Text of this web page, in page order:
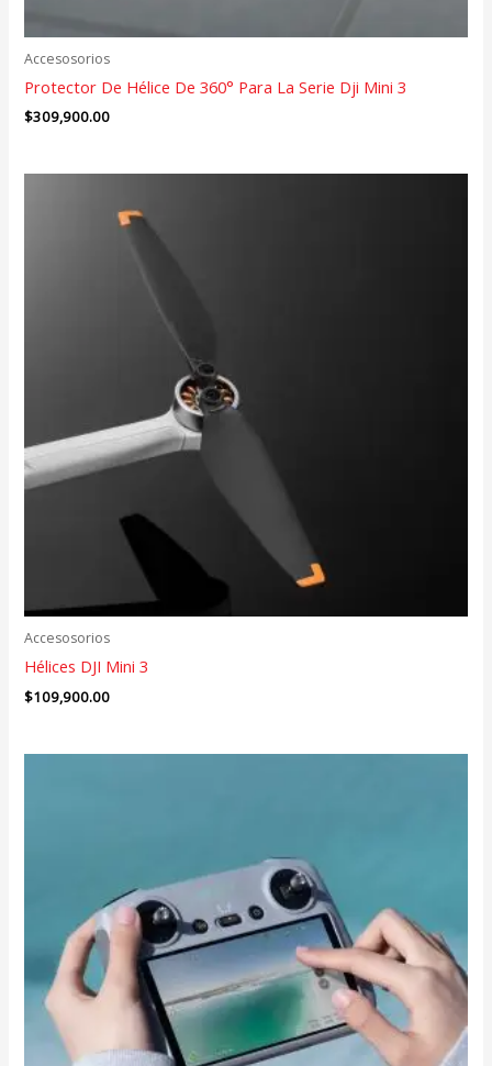
Accesosorios
Protector De Hélice De 360° Para La Serie Dji Mini 3
$309,900.00
Accesosorios
Hélices DJI Mini 3
$109,900.00